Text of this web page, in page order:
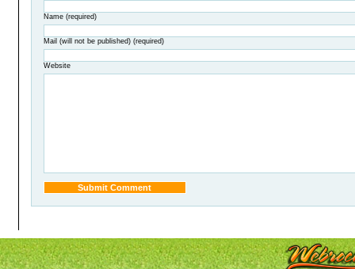
Name (required)
Mail (will not be published) (required)
Website